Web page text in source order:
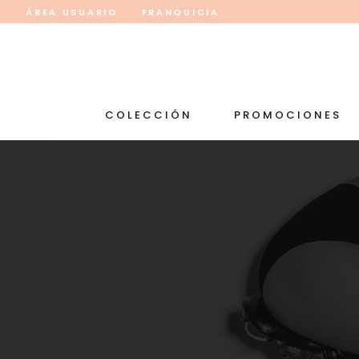
ÁREA USUARIO FRANQUICIA
COLECCIÓN PROMOCIONES